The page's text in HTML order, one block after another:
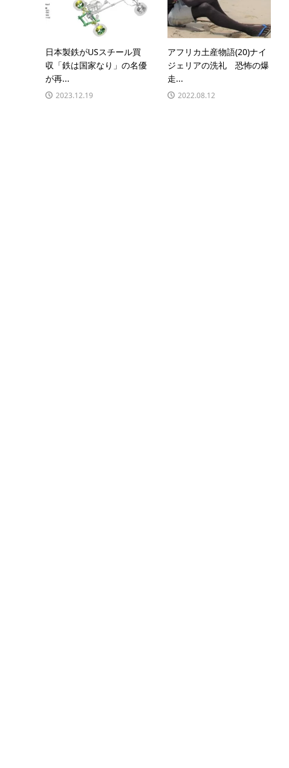
日本製鉄がUSスチール買
収「鉄は国家なり」の名優
が再...
2023.12.19
アフリカ土産物語(20)ナイ
ジェリアの洗礼 恐怖の爆
走...
2022.08.12